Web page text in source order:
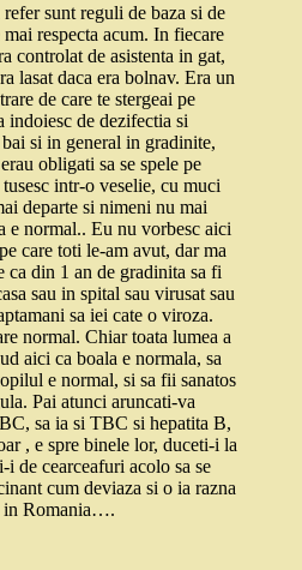
sunt reguli de baza si de
respecta acum. In fiecare
controlat de asistenta in gat,
lasat daca era bolnav. Era un
de care te stergeai pe
indoiesc de dezifectia si
si in general in gradinite,
obligati sa se spele pe
intr-o veselie, cu muci
departe si nimeni nu mai
e normal.. Eu nu vorbesc aici
care toti le-am avut, dar ma
ca din 1 an de gradinita sa fi
sau in spital sau virusat sau
sa iei cate o viroza.
normal. Chiar toata lumea a
aici ca boala e normala, sa
e normal, si sa fii sanatos
Pai atunci aruncati-va
sa ia si TBC si hepatita B,
, e spre binele lor, duceti-i la
i de cearceafuri acolo sa se
cum deviaza si o ia razna
in Romania….